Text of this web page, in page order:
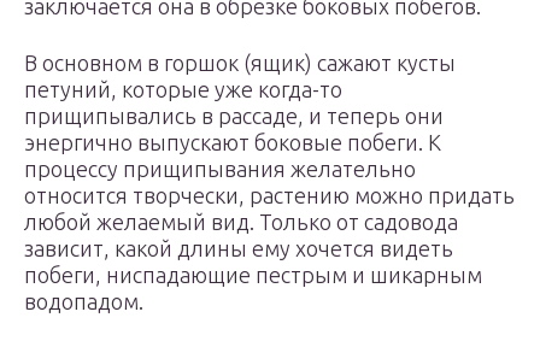
заключается она в обрезке боковых побегов.
В основном в горшок (ящик) сажают кусты
петуний, которые уже когда-то
прищипывались в рассаде, и теперь они
энергично выпускают боковые побеги. К
процессу прищипывания желательно
относится творчески, растению можно придать
любой желаемый вид. Только от садовода
зависит, какой длины ему хочется видеть
побеги, ниспадающие пестрым и шикарным
водопадом.